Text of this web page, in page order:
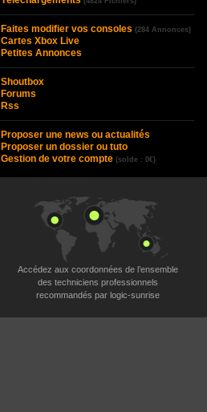
Faites modifier vos consoles (284 Annonces)
Cartes Xbox Live
Petites Annonces
Shoutbox
Forums
Rss
Proposer une news ou actualités
Proposer un dossier ou tuto
Gestion de votre compte (solde : 0€)
Accédez aux coordonnées de l’ensemble
des techniciens professionnels
recommandés par logic-sunrise